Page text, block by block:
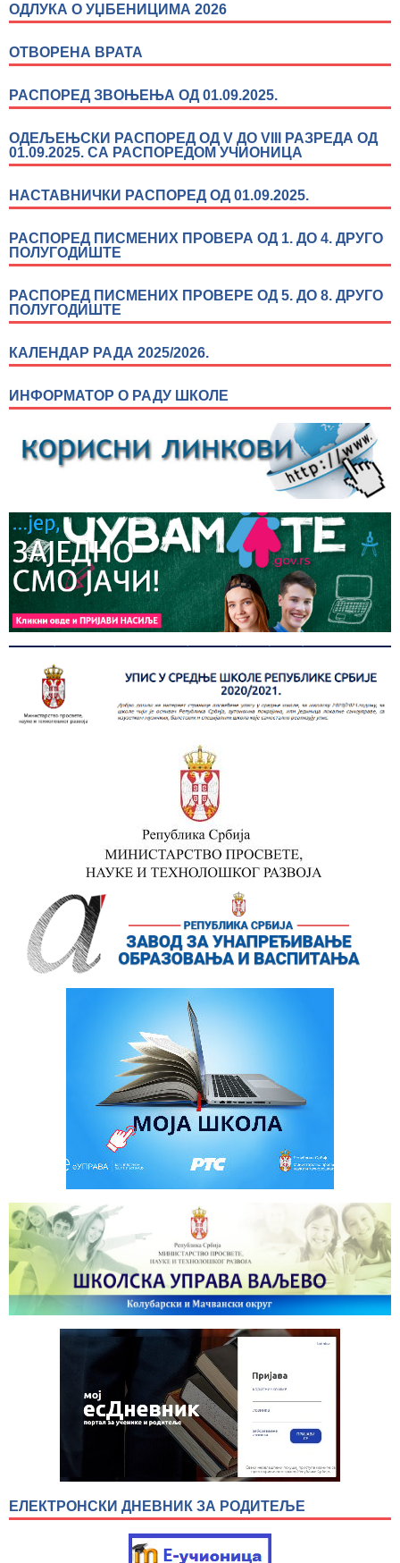
ОДЛУКА О УЏБЕНИЦИМА 2026
ОТВОРЕНА ВРАТА
РАСПОРЕД ЗВОЊЕЊА ОД 01.09.2025.
ОДЕЉЕЊСКИ РАСПОРЕД ОД V ДО VIII РАЗРЕДА ОД
01.09.2025. СА РАСПОРЕДОМ УЧИОНИЦА
НАСТАВНИЧКИ РАСПОРЕД ОД 01.09.2025.
РАСПОРЕД ПИСМЕНИХ ПРОВЕРА ОД 1. ДО 4. ДРУГО
ПОЛУГОДИШТЕ
РАСПОРЕД ПИСМЕНИХ ПРОВЕРЕ ОД 5. ДО 8. ДРУГО
ПОЛУГОДИШТЕ
КАЛЕНДАР РАДА 2025/2026.
ИНФОРМАТОР О РАДУ ШКОЛЕ
ЕЛЕКТРОНСКИ ДНЕВНИК ЗА РОДИТЕЉЕ